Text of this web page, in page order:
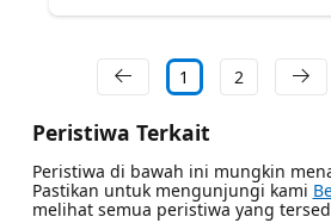
1 2
Peristiwa Terkait
Peristiwa di bawah ini mungkin
Pastikan untuk mengunjungi kami
melihat semua peristiwa yang